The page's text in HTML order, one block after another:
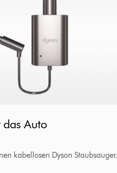
das Auto
kabellosen Dyson Staubsauger.